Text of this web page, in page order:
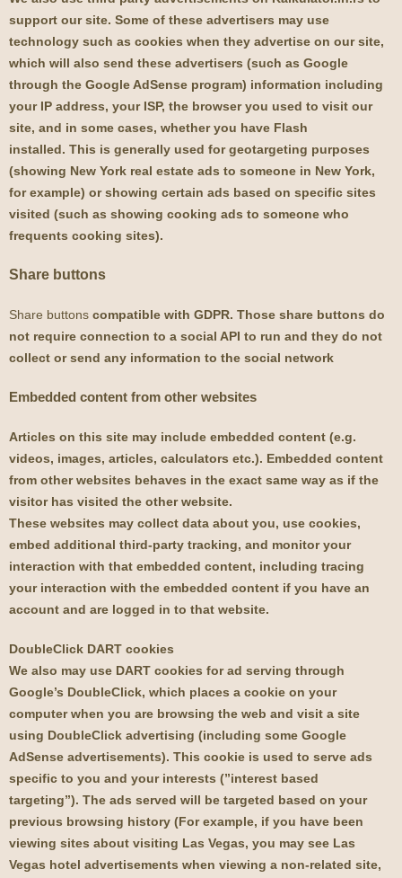
support our site. Some of these advertisers may use
technology such as cookies when they advertise on our site,
which will also send these advertisers (such as Google
through the Google AdSense program) information including
your IP address, your ISP, the browser you used to visit our
site, and in some cases, whether you have Flash
installed. This is generally used for geotargeting purposes
(showing New York real estate ads to someone in New York,
for example) or showing certain ads based on specific sites
visited (such as showing cooking ads to someone who
frequents cooking sites).
Share buttons
Share buttons compatible with GDPR. Those share buttons do
not require connection to a social API to run and they do not
collect or send any information to the social network
Embedded content from other websites
Articles on this site may include embedded content (e.g.
videos, images, articles, calculators etc.). Embedded content
from other websites behaves in the exact same way as if the
visitor has visited the other website.
These websites may collect data about you, use cookies,
embed additional third-party tracking, and monitor your
interaction with that embedded content, including tracing
your interaction with the embedded content if you have an
account and are logged in to that website.
DoubleClick DART cookies
We also may use DART cookies for ad serving through
Google’s DoubleClick, which places a cookie on your
computer when you are browsing the web and visit a site
using DoubleClick advertising (including some Google
AdSense advertisements). This cookie is used to serve ads
specific to you and your interests (”interest based
targeting”). The ads served will be targeted based on your
previous browsing history (For example, if you have been
viewing sites about visiting Las Vegas, you may see Las
Vegas hotel advertisements when viewing a non-related site,